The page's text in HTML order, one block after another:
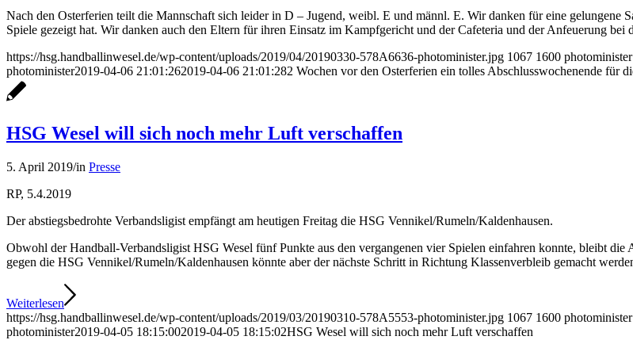
Nach den Osterferien teilt die Mannschaft sich leider in D – Jugend, weibl. E und männl. E. Wir danken für eine
Spiele gezeigt hat. Wir danken auch den Eltern für ihren Einsatz im Kampfgericht und der Cafeteria und der Anfeuerung bei
https://hsg.handballinwesel.de/wp-content/uploads/2019/04/20190330-578A6636-photominister.jpg 1067 1600 photominister
photominister2019-04-06 21:01:262019-04-06 21:01:282 Wochen vor den Osterferien ein tolles Abschlusswochenende für
HSG Wesel will sich noch mehr Luft verschaffen
5. April 2019/in Presse
RP, 5.4.2019
Der abstiegsbedrohte Verbandsligist empfängt am heutigen Freitag die HSG Vennikel/Rumeln/Kaldenhausen.
Obwohl der Handball-Verbandsligist HSG Wesel fünf Punkte aus den vergangenen vier Spielen einfahren konnte, bleibt
gegen die HSG Vennikel/Rumeln/Kaldenhausen könnte aber der nächste Schritt in Richtung Klassenverbleib gemacht
Weiterlesen
https://hsg.handballinwesel.de/wp-content/uploads/2019/03/20190310-578A5553-photominister.jpg 1067 1600 photominister
photominister2019-04-05 18:15:002019-04-05 18:15:02HSG Wesel will sich noch mehr Luft verschaffen